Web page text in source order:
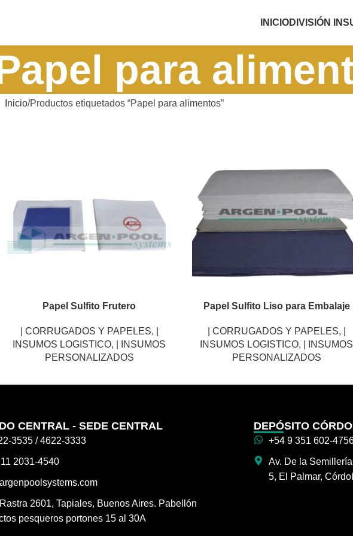
INICIODIVISIÓN
para
Inicio Productos etiquetados “Papel para alimentos”
Papel Sulfito Frutero
| CORRUGADOS Y PAPELES,
INSUMOS LOGISTICO,
| INSUMOS
PERSONALIZADOS
Papel Sulfito Liso para Embalaje
| CORRUGADOS Y PAPELES,
INSUMOS LOGISTICO,
| INSUMOS
PERSONALIZADOS
CENTRAL - SEDE CENTRAL
3535 / 4622-3333
2031-4540
2601, Tapiales, Buenos Aires. Pabellón
pesqueros portones 15 al 30A
DEPÓSITO
+54 9 351 602-
Av. De la
5, El Palmar,